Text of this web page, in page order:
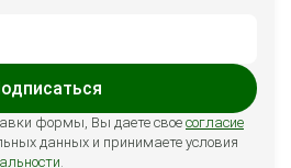
формы, Вы даете свое согласие
данных и принимаете условия
.